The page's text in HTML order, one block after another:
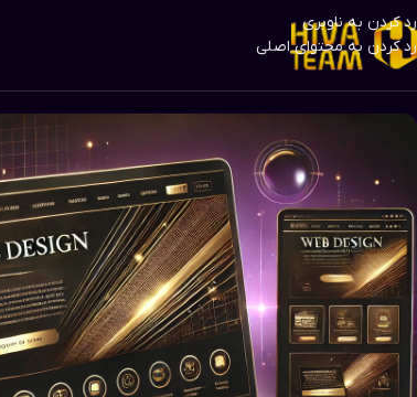
رد کردن به ناوبری
رد کردن به محتوای اصلی